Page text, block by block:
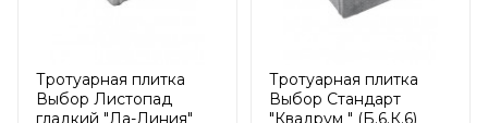
Тротуарная плитка
Выбор Листопад
гладкий "Ла-Линия"
Тротуарная плитка
Выбор Стандарт
"Квадрум " (Б.6.К.6)